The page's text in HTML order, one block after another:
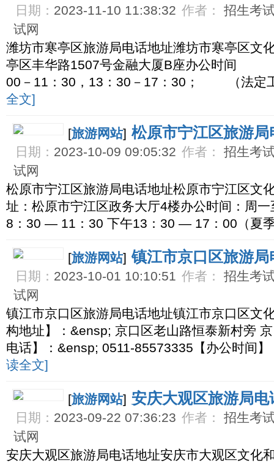
日期： 2023-11-10 11:38:32 作者：
招生考
试网
潍坊市寒亭区旅游局电话地址潍坊市寒亭区文
亭区丰华路1507号金融大厦B座办公时间
00－11：30，13：30－17：30； （法定
全文]
[旅游网站] 松原市宁江区旅游局
日期： 2023-10-09 09:05:32 作者：
招生考
试网
松原市宁江区旅游局电话地址松原市宁江区文
址：松原市宁江区政务大厅4楼办公时间：周
8：30 — 11：30 下午13：30 — 17：00（夏
[旅游网站] 镇江市京口区旅游局
日期： 2023-10-01 10:10:51 作者：
招生考
试网
镇江市京口区旅游局电话地址镇江市京口区文
构地址】：&ensp; 京口区老山路恒泰新村旁
电话】：&ensp; 0511-85573335【办公时间
读全文]
[旅游网站] 安庆大观区旅游局电
日期： 2023-09-22 07:36:23 作者：
招生考
试网
安庆大观区旅游局电话地址安庆市大观区文化